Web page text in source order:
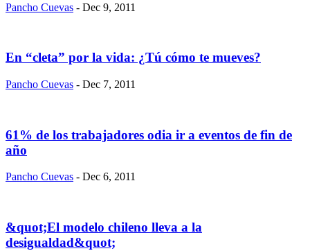
Pancho Cuevas - Dec 9, 2011
En “cleta” por la vida: ¿Tú cómo te mueves?
Pancho Cuevas - Dec 7, 2011
61% de los trabajadores odia ir a eventos de fin de
año
Pancho Cuevas - Dec 6, 2011
&quot;El modelo chileno lleva a la
desigualdad&quot;